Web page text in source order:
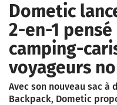
Dometic
2-en-1
camping-
voyageurs
Avec son nouveau sac
Backpack, Dometic